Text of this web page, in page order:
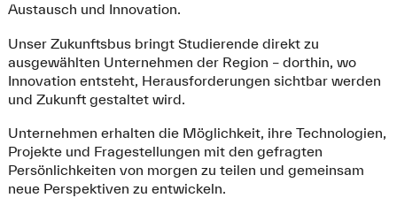
Austausch und Innovation.
Unser Zukunftsbus bringt Studierende direkt zu
ausgewählten Unternehmen der Region – dorthin, wo
Innovation entsteht, Herausforderungen sichtbar werden
und Zukunft gestaltet wird.
Unternehmen erhalten die Möglichkeit, ihre Technologien,
Projekte und Fragestellungen mit den gefragten
Persönlichkeiten von morgen zu teilen und gemeinsam
neue Perspektiven zu entwickeln.